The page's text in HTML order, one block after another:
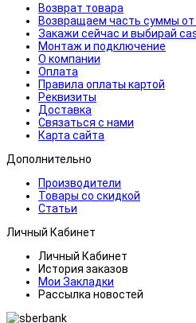
Возврат товара
Возвращаем часть суммы от
Закажи сейчас и выбирай
Монтаж и подключение
О компании
Оплата
Правила оплаты картой
Реквизиты
Доставка
Связаться с нами
Карта сайта
Дополнительно
Производители
Товары со скидкой
Статьи
Личный Кабинет
Личный Кабинет
История заказов
Мои Закладки
Рассылка новостей